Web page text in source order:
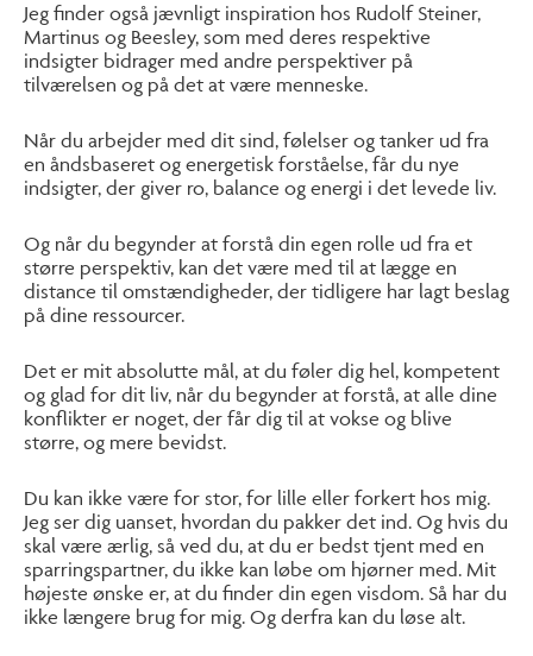
Jeg finder også jævnligt inspiration hos Rudolf Steiner,
Martinus og Beesley, som med deres respektive
indsigter bidrager med andre perspektiver på
tilværelsen og på det at være menneske.
Når du arbejder med dit sind, følelser og tanker ud fra
en åndsbaseret og energetisk forståelse, får du nye
indsigter, der giver ro, balance og energi i det levede liv.
Og når du begynder at forstå din egen rolle ud fra et
større perspektiv, kan det være med til at lægge en
distance til omstændigheder, der tidligere har lagt beslag
på dine ressourcer.
Det er mit absolutte mål, at du føler dig hel, kompetent
og glad for dit liv, når du begynder at forstå, at alle dine
konflikter er noget, der får dig til at vokse og blive
større, og mere bevidst.
Du kan ikke være for stor, for lille eller forkert hos mig.
Jeg ser dig uanset, hvordan du pakker det ind. Og hvis du
skal være ærlig, så ved du, at du er bedst tjent med en
sparringspartner, du ikke kan løbe om hjørner med. Mit
højeste ønske er, at du finder din egen visdom. Så har du
ikke længere brug for mig. Og derfra kan du løse alt.